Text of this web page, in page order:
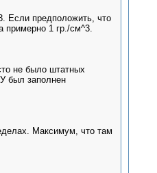
Если предположить, что
примерно 1 гр./см^3.
не было штатных
был заполнен
Максимум, что там